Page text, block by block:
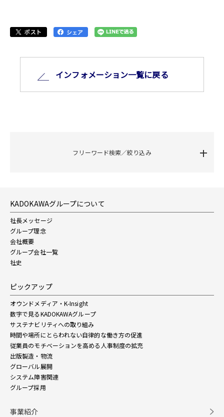
インフォメーション⼀覧に戻る
フリーワード検索／絞り込み
KADOKAWAグループについて
社長メッセージ
グループ理念
会社概要
グループ会社一覧
社史
ピックアップ
オウンドメディア・K-Insight
数字で見るKADOKAWAグループ
サステナビリティへの取り組み
時間や場所にとらわれない自律的な働き方の促進
従業員のモチベーションを高める人事制度の拡充
出版製造・物流
グローバル展開
システム障害関連
グループ採用
事業紹介